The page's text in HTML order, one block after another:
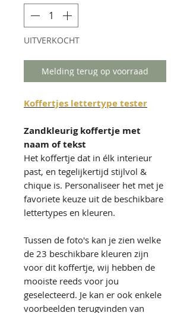
UITVERKOCHT
Melding terug op voorraad
Koffertjes lettertype tester
Zandkleurig koffertje met
naam of tekst
Het koffertje dat in élk interieur
past, en tegelijkertijd stijlvol &
chique is. Personaliseer het met je
favoriete keuze uit de beschikbare
lettertypes en kleuren.
Tussen de foto's kan je zien welke
de 23 beschikbare kleuren zijn
voor dit koffertje, wij hebben de
mooiste reeds voor jou
geselecteerd. Je kan er ook enkele
voorbeelden terugvinden van